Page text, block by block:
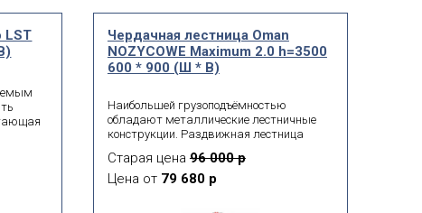
LST
по
Чердачная лестница Oman
NOZYCOWE Maximum 2.0 h=3500
600 * 900 (Ш * В)
Наибольшей грузоподъёмностью
обладают металлические лестничные
конструкции. Раздвижная лестница
выдерживает до 150 кг, легко
монтируется в потолочный проём,
Старая цена 96 000 р
Цена от 79 680 р